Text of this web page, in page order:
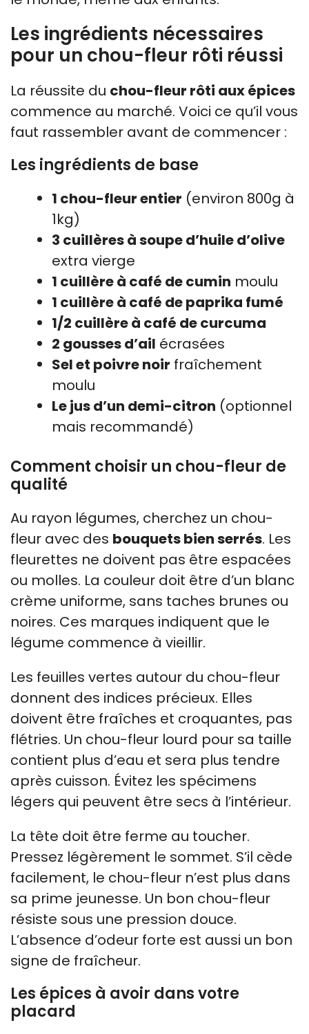
Les ingrédients nécessaires
pour un chou-fleur rôti réussi
La réussite du chou-fleur rôti aux épices
commence au marché. Voici ce qu’il vous
faut rassembler avant de commencer :
Les ingrédients de base
1 chou-fleur entier (environ 800g à
1kg)
3 cuillères à soupe d’huile d’olive
extra vierge
1 cuillère à café de cumin moulu
1 cuillère à café de paprika fumé
1/2 cuillère à café de curcuma
2 gousses d’ail écrasées
Sel et poivre noir fraîchement
moulu
Le jus d’un demi-citron (optionnel
mais recommandé)
Comment choisir un chou-fleur de
qualité
Au rayon légumes, cherchez un chou-
fleur avec des bouquets bien serrés. Les
fleurettes ne doivent pas être espacées
ou molles. La couleur doit être d’un blanc
crème uniforme, sans taches brunes ou
noires. Ces marques indiquent que le
légume commence à vieillir.
Les feuilles vertes autour du chou-fleur
donnent des indices précieux. Elles
doivent être fraîches et croquantes, pas
flétries. Un chou-fleur lourd pour sa taille
contient plus d’eau et sera plus tendre
après cuisson. Évitez les spécimens
légers qui peuvent être secs à l’intérieur.
La tête doit être ferme au toucher.
Pressez légèrement le sommet. S’il cède
facilement, le chou-fleur n’est plus dans
sa prime jeunesse. Un bon chou-fleur
résiste sous une pression douce.
L’absence d’odeur forte est aussi un bon
signe de fraîcheur.
Les épices à avoir dans votre
placard